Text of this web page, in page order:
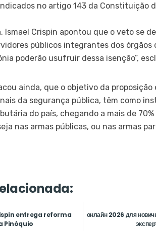
no artigo 143 da Constituição
Ismael Crispin apontou que o veto se
públicos integrantes dos
poderão usufruir dessa isenção”,
ainda, que o objetivo da
da segurança pública, têm como
do país, chegando a mais de
nas armas públicas, ou nas armas
entrega reforma
Pinóquio
онлайн 2026 для